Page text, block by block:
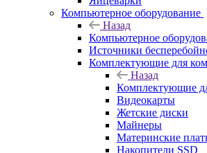
Компьютерное оборудование
Назад
Компьютерное
Источники
Комплектующие для
Назад
Комплектующие
Видеокарты
Жетские диски
Майнеры
Материнские
Накопители SSD